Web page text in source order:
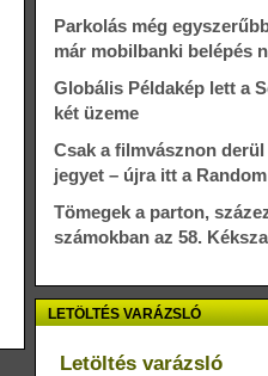
Parkolás még
már mobilbanki belépés
Globális Példakép lett a
két üzeme
Csak a filmvásznon
jegyet – újra itt a
Tömegek a parton,
számokban az 58.
LETÖLTÉS VARÁZSLÓ
Letöltés varázsló